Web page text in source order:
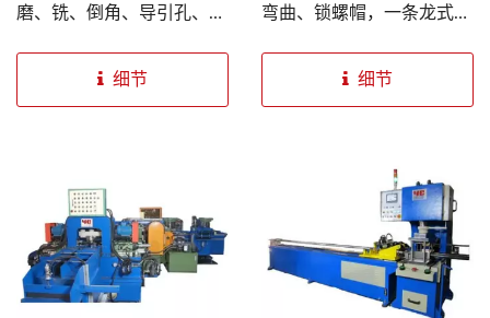
磨、铣、倒角、导引孔、铰
细节
弯曲、锁螺帽，一条龙式生
及操作空间并发挥最大效
用。 羿晨可依不同客户需
栓、扣件专用机。
细节